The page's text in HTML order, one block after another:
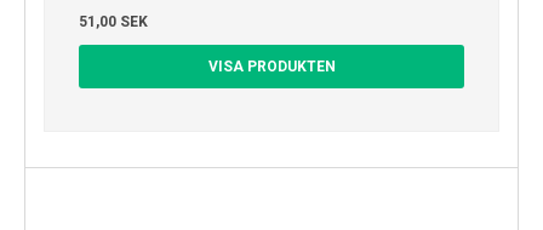
51,00 SEK
VISA PRODUKTEN